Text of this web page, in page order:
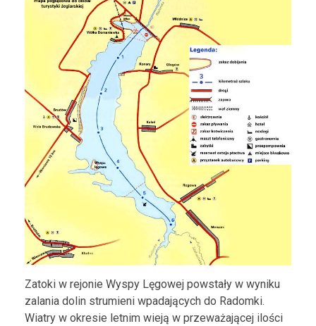
Zatoki w rejonie Wyspy Lęgowej powstały w wyniku
zalania dolin strumieni wpadających do Radomki.
Wiatry w okresie letnim wieją w przeważającej ilości